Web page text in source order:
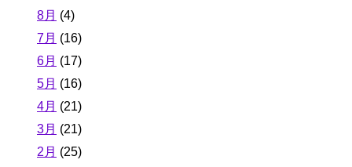
8月 (4)
7月 (16)
6月 (17)
5月 (16)
4月 (21)
3月 (21)
2月 (25)